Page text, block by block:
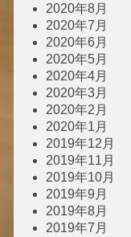
2020年8月
2020年7月
2020年6月
2020年5月
2020年4月
2020年3月
2020年2月
2020年1月
2019年12月
2019年11月
2019年10月
2019年9月
2019年8月
2019年7月